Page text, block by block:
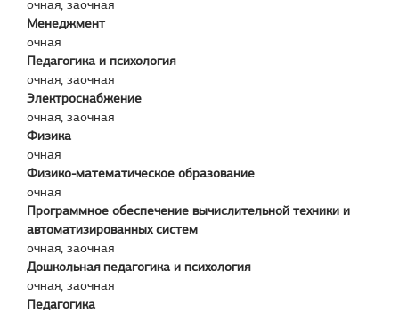
очная, заочная
Менеджмент
очная
Педагогика и психология
очная, заочная
Электроснабжение
очная, заочная
Физика
очная
Физико-математическое образование
очная
Программное обеспечение вычислительной техники и
автоматизированных систем
очная, заочная
Дошкольная педагогика и психология
очная, заочная
Педагогика